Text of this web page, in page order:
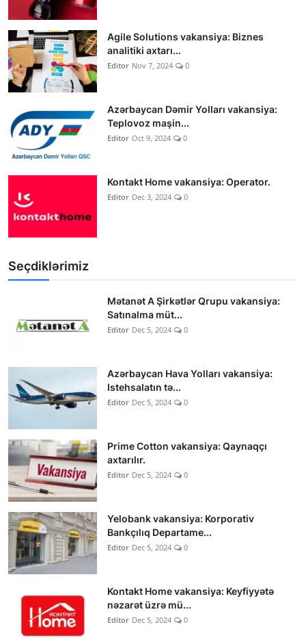
Agile Solutions vakansiya: Biznes
analitiki axtarı...
Editor Nov 7, 2024 0
Azərbaycan Dəmir Yolları vakansiya:
Teplovoz maşin...
Editor Oct 9, 2024 0
Kontakt Home vakansiya: Operator.
Editor Dec 3, 2024 0
Seçdiklərimiz
Mətanət A Şirkətlər Qrupu vakansiya:
Satınalma müt...
Editor Dec 5, 2024 0
Azərbaycan Hava Yolları vakansiya:
Istehsalatın tə...
Editor Dec 5, 2024 0
Prime Cotton vakansiya: Qaynaqçı
axtarılır.
Editor Dec 5, 2024 0
Yelobank vakansiya: Korporativ
Bankçılıq Departame...
Editor Dec 5, 2024 0
Kontakt Home vakansiya: Keyfiyyətə
nəzarət üzrə mü...
Editor Dec 5, 2024 0